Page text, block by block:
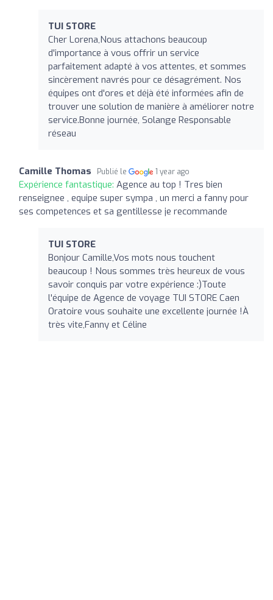
TUI STORE
Cher Lorena,Nous attachons beaucoup
d'importance à vous offrir un service
parfaitement adapté à vos attentes, et sommes
sincèrement navrés pour ce désagrément. Nos
équipes ont d'ores et déjà été informées afin de
trouver une solution de manière à améliorer notre
service.Bonne journée, Solange Responsable
réseau
Camille Thomas Publié le 1 year ago
Expérience fantastique: Agence au top ! Tres bien
renseignee , equipe super sympa , un merci a fanny pour
ses competences et sa gentillesse je recommande
TUI STORE
Bonjour Camille,Vos mots nous touchent
beaucoup ! Nous sommes très heureux de vous
savoir conquis par votre expérience :)Toute
l'équipe de Agence de voyage TUI STORE Caen
Oratoire vous souhaite une excellente journée !À
très vite,Fanny et Céline